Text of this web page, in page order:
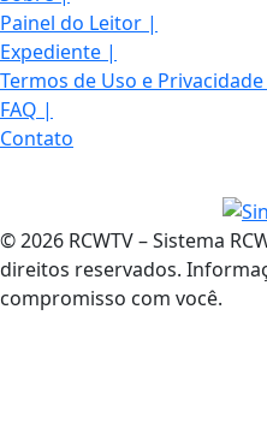
Painel do Leitor |
Expediente |
Termos de Uso e Privacidade
FAQ |
Contato
© 2026 RCWTV – Sistema
direitos reservados.
compromisso com você.